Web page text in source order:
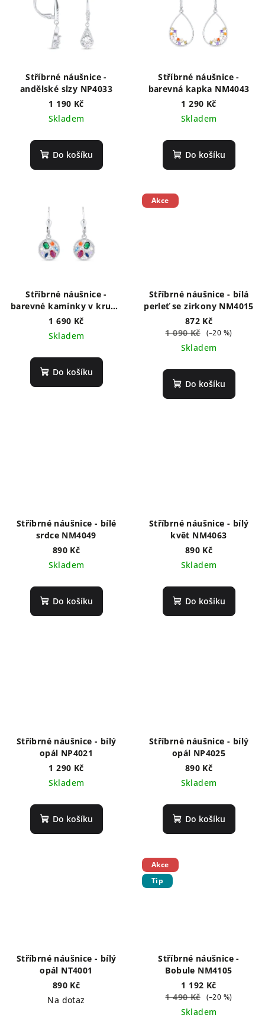
Stříbrné náušnice -
andělské slzy NP4033
1 190 Kč
Skladem
Do košíku
Stříbrné náušnice -
barevná kapka NM4043
1 290 Kč
Skladem
Do košíku
Stříbrné náušnice -
barevné kamínky v kruhu
NM4079
1 690 Kč
Skladem
Do košíku
Akce
Stříbrné náušnice - bílá
perleť se zirkony NM4015
872 Kč
1 090 Kč
(–20 %)
Skladem
Do košíku
Stříbrné náušnice - bílé
srdce NM4049
890 Kč
Skladem
Do košíku
Stříbrné náušnice - bílý
květ NM4063
890 Kč
Skladem
Do košíku
Stříbrné náušnice - bílý
opál NP4021
1 290 Kč
Skladem
Do košíku
Stříbrné náušnice - bílý
opál NP4025
890 Kč
Skladem
Do košíku
Stříbrné náušnice - bílý
opál NT4001
890 Kč
Na dotaz
Akce
Tip
Stříbrné náušnice -
Bobule NM4105
1 192 Kč
1 490 Kč
(–20 %)
Skladem